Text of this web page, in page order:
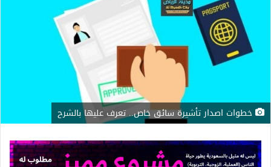
خطوات اصدار تأشيرة سائق خاص.. تعرف عليها بالشرح